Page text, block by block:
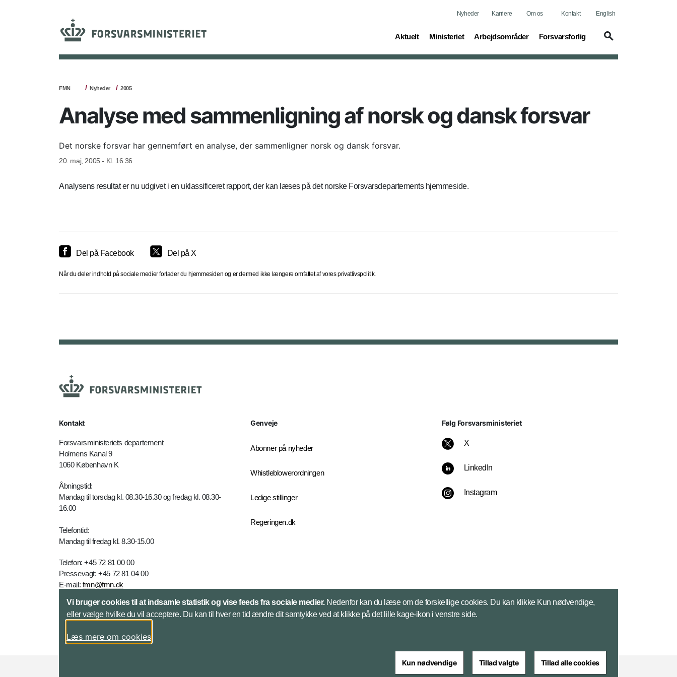
Nyheder Karriere Om os Kontakt English
Aktuelt
(current) Ministeriet
(current) Arbejdsområder
(current) Forsvarsforlig
(current)
FMN Nyheder 2005
Analyse med sammenligning af norsk og dansk forsvar
Det norske forsvar har gennemført en analyse, der sammenligner norsk og dansk forsvar.
20. maj, 2005 - Kl. 16.36
Analysens resultat er nu udgivet i en uklassificeret rapport, der kan læses på det norske Forsvarsdepartements hjemmeside.
Del på Facebook Del på X
Når du deler indhold på sociale medier forlader du hjemmesiden og er dermed ikke længere omfattet af vores privatlivspolitik.
Kontakt
Forsvarsministeriets departement
Holmens Kanal 9
1060 København K
Åbningstid:
Mandag til torsdag kl. 08.30-16.30 og fredag kl. 08.30-
16.00
Telefontid:
Mandag til fredag kl. 8.30-15.00
Telefon: +45 72 81 00 00
Pressevagt: +45 72 81 04 00
E-mail: fmn@fmn.dk
Yderligere kontaktinfo
Genveje
Abonner på nyheder
Whistleblowerordningen
Ledige stillinger
Regeringen.dk
Følg Forsvarsministeriet
X
LinkedIn
Instagram
Vi bruger cookies til at indsamle statistik og vise feeds fra sociale medier.Nedenfor kan du læse om de forskellige cookies. Du kan klikke Kun nødvendige,
eller vælge hvilke du vil acceptere. Du kan til hver en tid ændre dit samtykke ved at klikke på det lille kage-ikon i venstre side.
Læs mere om cookies
Kun nødvendige Tillad valgte Tillad alle cookies